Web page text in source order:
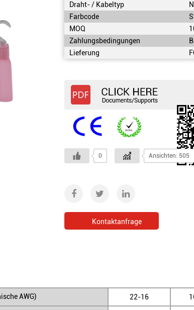
Draht- / Kabeltyp
Farbcode
MOQ
Zahlungsbedingungen
Lieferung
0 Ansichten: 505
Kontaktanfrage
AWG) 22-16